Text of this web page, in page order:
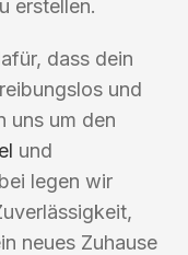
erstellen.
dass dein
und
uns um den
und
legen wir
neues Zuhause